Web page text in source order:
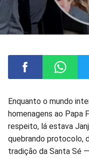
Compartilhar
no
Facebook
no
Enquanto o mundo
homenagens ao Papa
respeito, lá estava
quebrando protocolo,
tradição da Santa Sé